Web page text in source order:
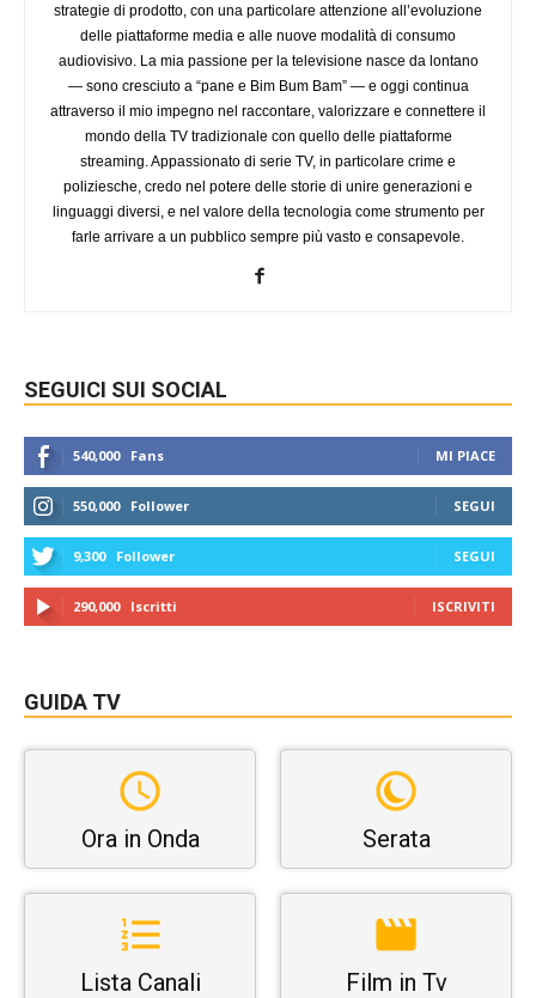
strategie di prodotto, con una particolare attenzione all’evoluzione
delle piattaforme media e alle nuove modalità di consumo
audiovisivo. La mia passione per la televisione nasce da lontano
— sono cresciuto a “pane e Bim Bum Bam” — e oggi continua
attraverso il mio impegno nel raccontare, valorizzare e connettere il
mondo della TV tradizionale con quello delle piattaforme
streaming. Appassionato di serie TV, in particolare crime e
poliziesche, credo nel potere delle storie di unire generazioni e
linguaggi diversi, e nel valore della tecnologia come strumento per
farle arrivare a un pubblico sempre più vasto e consapevole.
SEGUICI SUI SOCIAL
540,000 Fans MI PIACE
550,000 Follower SEGUI
9,300 Follower SEGUI
290,000 Iscritti ISCRIVITI
GUIDA TV
Ora in Onda Serata
Lista Canali Film in Tv